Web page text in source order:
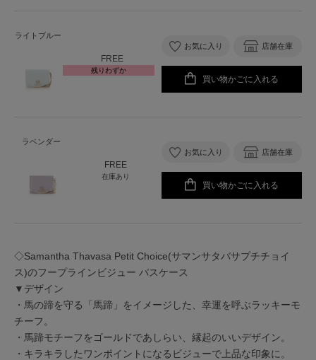
ライトブルー
FREE
残りわずか
お気に入り 店舗在庫
買い物かごに入れる
ラベンダー
FREE
在庫あり
お気に入り 店舗在庫
買い物かごに入れる
◇Samantha Thavasa Petit Choice(サマンサタバサプチチョイ
ス)のフープラインビジュー パスケース
▼デザイン
・馬の蹄を守る「馬蹄」をイメージした、幸運を呼ぶラッキーモ
チーフ。
・馬蹄モチーフをゴールドであしらい、縁起のいいデザイン。
・キラキラしたワンポイントになるビジューで上品な印象に。